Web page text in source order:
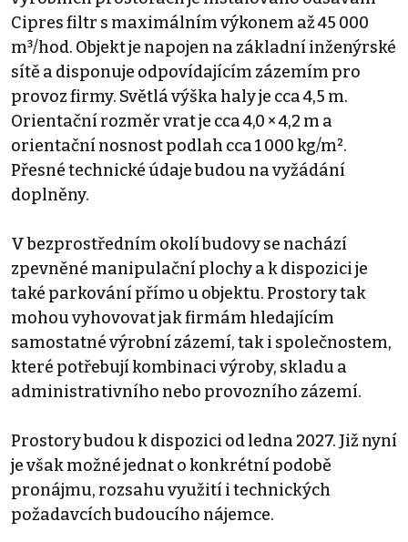
Cipres filtr s maximálním výkonem až 45 000
m³/hod. Objekt je napojen na základní inženýrské
sítě a disponuje odpovídajícím zázemím pro
provoz firmy. Světlá výška haly je cca 4,5 m.
Orientační rozměr vrat je cca 4,0 × 4,2 m a
orientační nosnost podlah cca 1 000 kg/m².
Přesné technické údaje budou na vyžádání
doplněny.
V bezprostředním okolí budovy se nachází
zpevněné manipulační plochy a k dispozici je
také parkování přímo u objektu. Prostory tak
mohou vyhovovat jak firmám hledajícím
samostatné výrobní zázemí, tak i společnostem,
které potřebují kombinaci výroby, skladu a
administrativního nebo provozního zázemí.
Prostory budou k dispozici od ledna 2027. Již nyní
je však možné jednat o konkrétní podobě
pronájmu, rozsahu využití i technických
požadavcích budoucího nájemce.